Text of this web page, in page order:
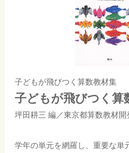
子どもが飛びつく算数教材集
子どもが飛びつく算
坪田耕三 編／東京都算数教材開
学年の単元を網羅し、重要な単